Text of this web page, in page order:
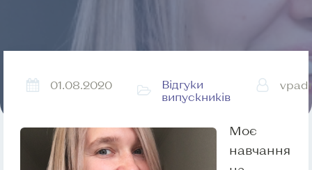
01.08.2020
Відгуки
випускників
Моє
навчання